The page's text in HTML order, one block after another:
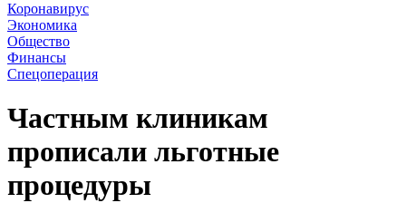
Коронавирус
Экономика
Общество
Финансы
Спецоперация
Частным клиникам
прописали льготные
процедуры